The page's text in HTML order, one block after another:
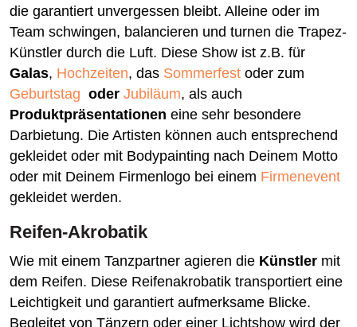
die garantiert unvergessen bleibt. Alleine oder im
Team schwingen, balancieren und turnen die Trapez-
Künstler durch die Luft. Diese Show ist z.B. für
Galas, Hochzeiten, das Sommerfest oder zum
Geburtstag oder Jubiläum, als auch
Produktpräsentationen eine sehr besondere
Darbietung. Die Artisten können auch entsprechend
gekleidet oder mit Bodypainting nach Deinem Motto
oder mit Deinem Firmenlogo bei einem Firmenevent
gekleidet werden.
Reifen-Akrobatik
Wie mit einem Tanzpartner agieren die Künstler mit
dem Reifen. Diese Reifenakrobatik transportiert eine
Leichtigkeit und garantiert aufmerksame Blicke.
Begleitet von Tänzern oder einer Lichtshow wird der